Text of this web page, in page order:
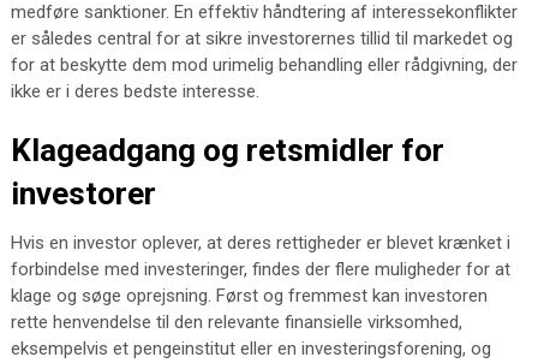
medføre sanktioner. En effektiv håndtering af interessekonflikter
er således central for at sikre investorernes tillid til markedet og
for at beskytte dem mod urimelig behandling eller rådgivning, der
ikke er i deres bedste interesse.
Klageadgang og retsmidler for
investorer
Hvis en investor oplever, at deres rettigheder er blevet krænket i
forbindelse med investeringer, findes der flere muligheder for at
klage og søge oprejsning. Først og fremmest kan investoren
rette henvendelse til den relevante finansielle virksomhed,
eksempelvis et pengeinstitut eller en investeringsforening, og